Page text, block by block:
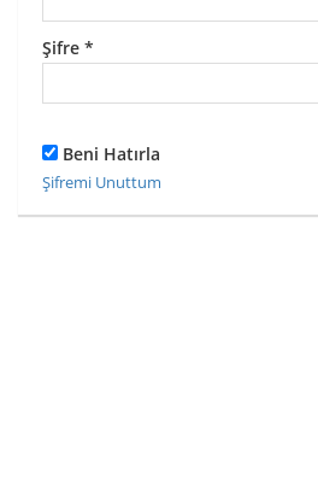
Şifre *
Beni Hatırla
Şifremi Unuttum